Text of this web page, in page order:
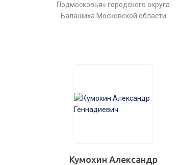
Подмосковья» городского округа
Балашиха Московской области
Кумохин Александр